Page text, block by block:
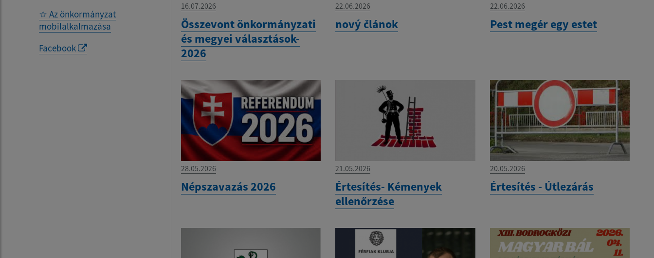
☆ Az önkormányzat
mobilalkalmazása
Facebook
16.07.2026
Összevont önkormányzati
és megyei választások-
2026
22.06.2026
nový článok
22.06.2026
Pest megér egy estet
28.05.2026
Népszavazás 2026
21.05.2026
Értesítés- Kémenyek
ellenőrzése
20.05.2026
Értesítés - Útlezárás